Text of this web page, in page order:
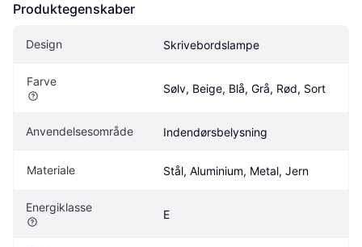
Produktegenskaber
Design Skrivebordslampe
Farve
Sølv, Beige, Blå, Grå, Rød, Sort
Anvendelsesområde Indendørsbelysning
Materiale Stål, Aluminium, Metal, Jern
Energiklasse
E